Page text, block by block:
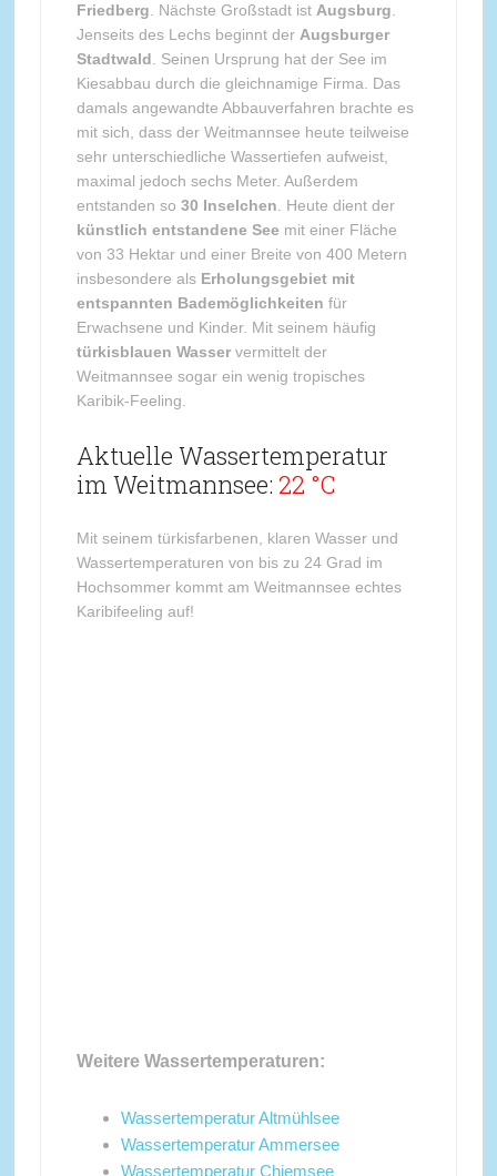
Friedberg . Nächste Großstadt ist Augsburg
Jenseits des Lechs beginnt der Augsburger
Stadtwald . Seinen Ursprung hat der See im
Kiesabbau durch die gleichnamige Firma. Das
damals angewandte Abbauverfahren brachte es
mit sich, dass der Weitmannsee heute teilweise
sehr unterschiedliche Wassertiefen aufweist,
maximal jedoch sechs Meter. Außerdem
entstanden so 30 Inselchen . Heute dient der
künstlich entstandene See mit einer Fläche
von 33 Hektar und einer Breite von 400 Metern
insbesondere als Erholungsgebiet mit
entspannten Bademöglichkeiten für
Erwachsene und Kinder. Mit seinem häufig
türkisblauen Wasservermittelt der
Weitmannsee sogar ein wenig tropisches
Karibik-Feeling.
Aktuelle Wassertemperatur
im Weitmannsee: 22 °C
Mit seinem türkisfarbenen, klaren Wasser und
Wassertemperaturen von bis zu 24 Grad im
Hochsommer kommt am Weitmannsee echtes
Karibifeeling auf!
Weitere Wassertemperaturen:
Wassertemperatur Altmühlsee
Wassertemperatur Ammersee
Wassertemperatur Chiemsee